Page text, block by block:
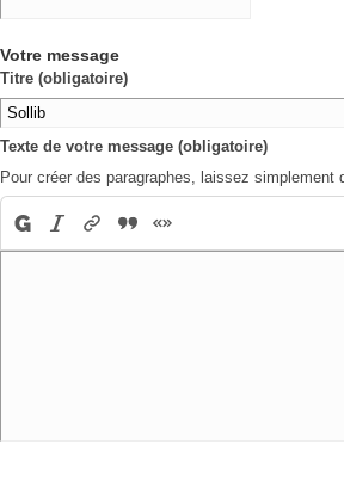
Votre message
Titre (obligatoire)
Texte de votre message (obligatoire)
Pour créer des paragraphes, laissez simplement